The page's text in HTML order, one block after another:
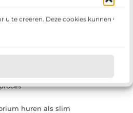
te creëren. Deze cookies kunnen voor
werkvoorbereider in de
spil tussen planning en
een software
huren als slim